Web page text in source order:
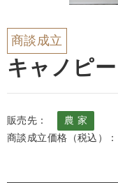
商談成立
キャノピ
販売先：
農 家
商談成立価格（税込）：